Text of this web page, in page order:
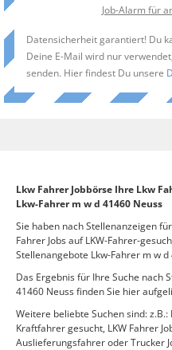
Job-Alarm für
Datensicherheit garantiert! Du
Deine E-Mail wird nur
senden. Hier findest Du unsere
Lkw Fahrer Jobbörse Ihre Lkw
Lkw-Fahrer m w d 41460 Neuss
Sie haben nach Stellenanzeigen
Fahrer Jobs auf LKW-Fahrer-
Stellenangebote Lkw-Fahrer m w
Das Ergebnis für Ihre Suche nach
41460 Neuss finden Sie hier
Weitere beliebte Suchen sind:
Kraftfahrer gesucht, LKW Fahrer
Auslieferungsfahrer oder Trucker